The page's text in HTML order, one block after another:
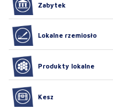
Zabytek
Lokalne rzemiosło
Produkty lokalne
Kesz